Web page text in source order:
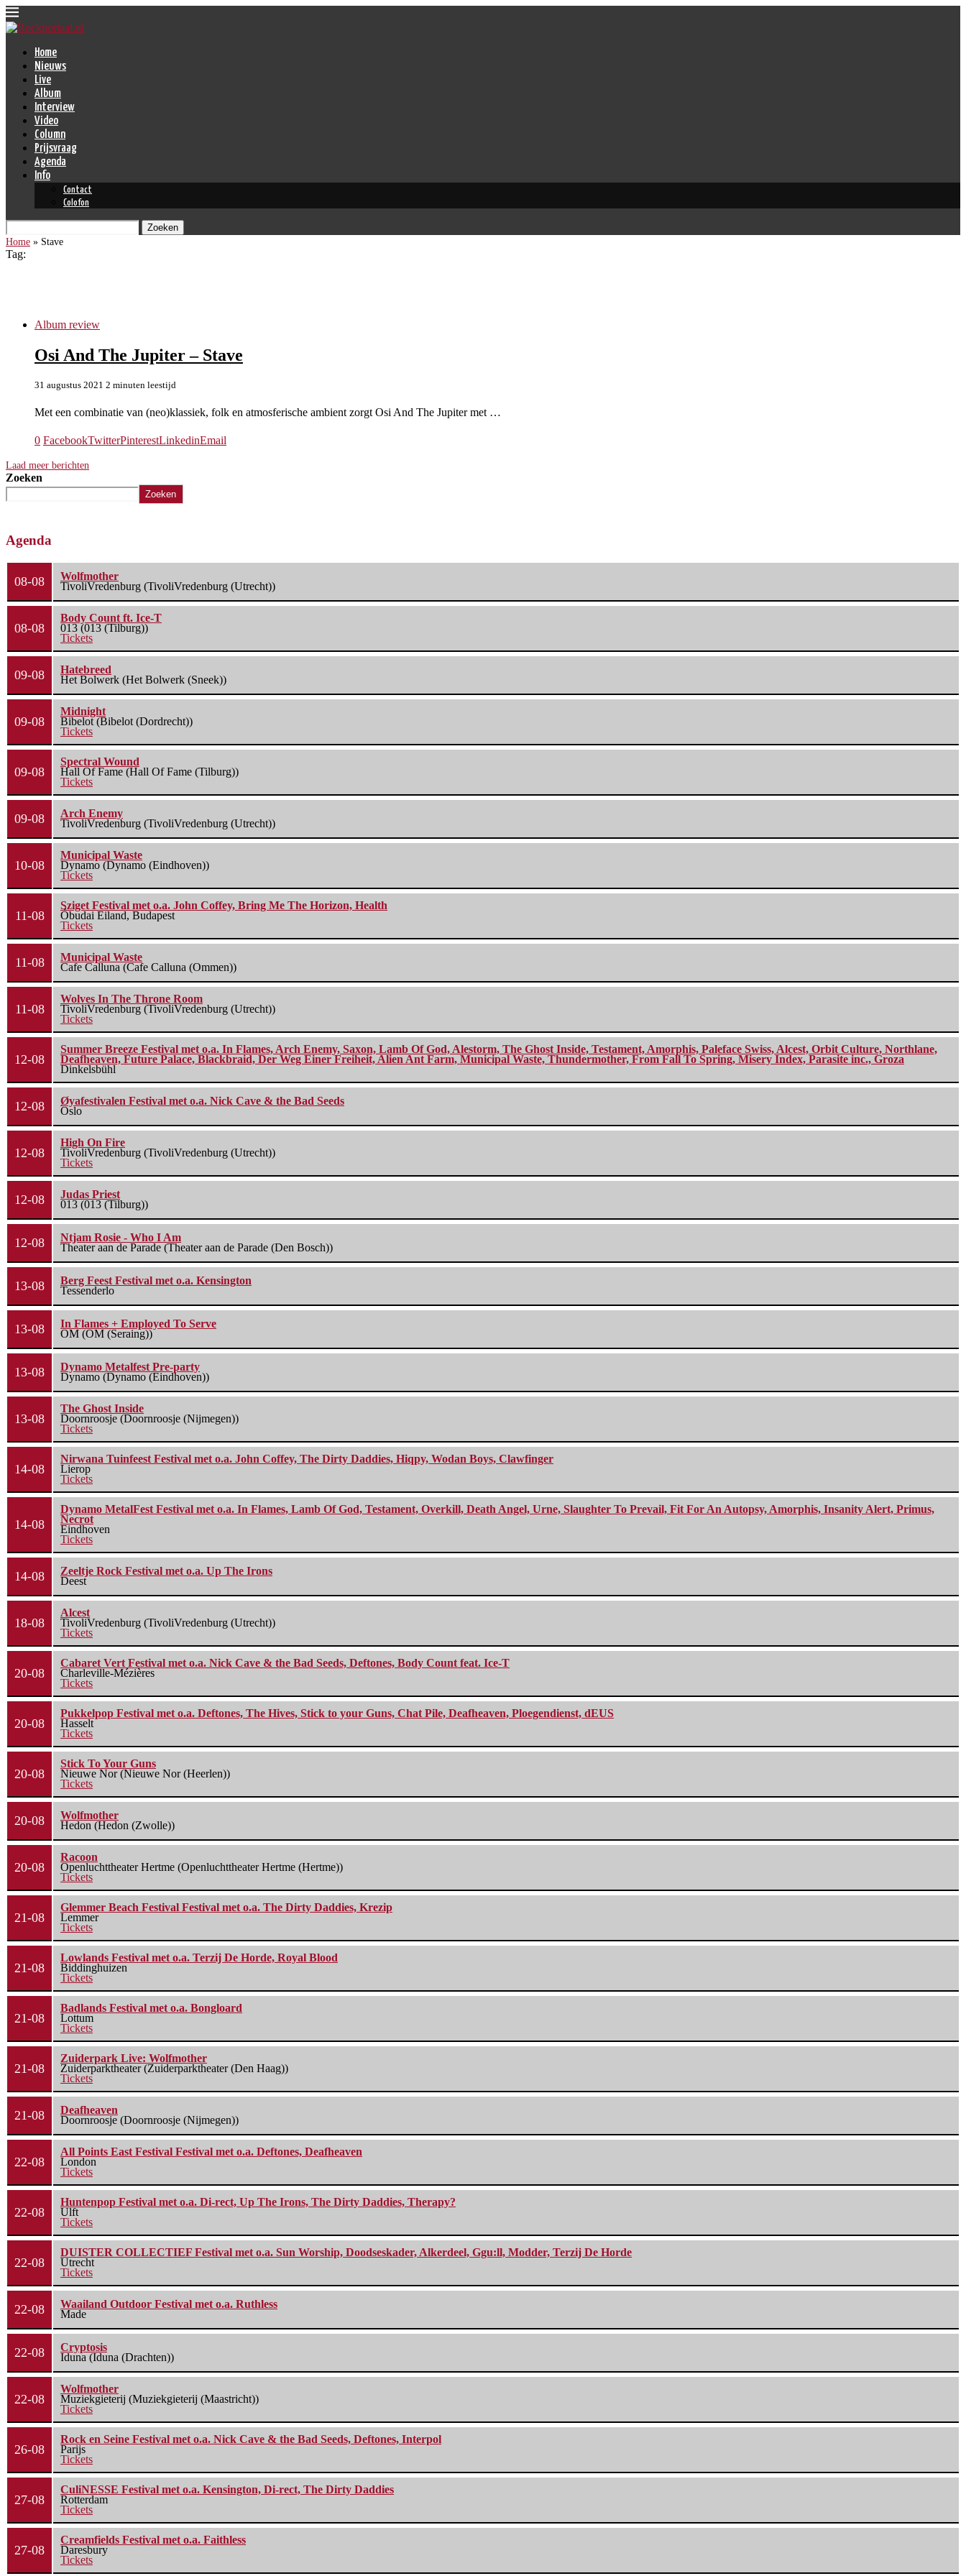
Home
Nieuws
Live
Album
Interview
Video
Column
Prijsvraag
Agenda
Info
Contact
Colofon
Zoeken
Home » Stave
Tag:
Album review
Osi And The Jupiter – Stave
31 augustus 2021 2 minuten leestijd
Met een combinatie van (neo)klassiek, folk en atmosferische ambient zorgt Osi And The Jupiter met …
0 FacebookTwitterPinterestLinkedinEmail
Laad meer berichten
Zoeken
Zoeken
Agenda
08-08
Wolfmother
TivoliVredenburg (TivoliVredenburg (Utrecht))
08-08
Body Count ft. Ice-T
013 (013 (Tilburg))
Tickets
09-08
Hatebreed
Het Bolwerk (Het Bolwerk (Sneek))
09-08
Midnight
Bibelot (Bibelot (Dordrecht))
Tickets
09-08
Spectral Wound
Hall Of Fame (Hall Of Fame (Tilburg))
Tickets
09-08
Arch Enemy
TivoliVredenburg (TivoliVredenburg (Utrecht))
10-08
Municipal Waste
Dynamo (Dynamo (Eindhoven))
Tickets
11-08
Sziget Festival met o.a. John Coffey, Bring Me The Horizon, Health
Óbudai Eiland, Budapest
Tickets
11-08
Municipal Waste
Cafe Calluna (Cafe Calluna (Ommen))
11-08
Wolves In The Throne Room
TivoliVredenburg (TivoliVredenburg (Utrecht))
Tickets
12-08
Summer Breeze Festival met o.a. In Flames, Arch Enemy, Saxon, Lamb Of God, Alestorm, The Ghost Inside, Testament, Amorphis, Paleface Swiss, Alcest, Orbit Culture, Northlane,
Deafheaven, Future Palace, Blackbraid, Der Weg Einer Freiheit, Alien Ant Farm, Municipal Waste, Thundermother, From Fall To Spring, Misery Index, Parasite inc., Groza
Dinkelsbühl
12-08
Øyafestivalen Festival met o.a. Nick Cave & the Bad Seeds
Oslo
12-08
High On Fire
TivoliVredenburg (TivoliVredenburg (Utrecht))
Tickets
12-08
Judas Priest
013 (013 (Tilburg))
12-08
Ntjam Rosie - Who I Am
Theater aan de Parade (Theater aan de Parade (Den Bosch))
13-08
Berg Feest Festival met o.a. Kensington
Tessenderlo
13-08
In Flames + Employed To Serve
OM (OM (Seraing))
13-08
Dynamo Metalfest Pre-party
Dynamo (Dynamo (Eindhoven))
13-08
The Ghost Inside
Doornroosje (Doornroosje (Nijmegen))
Tickets
14-08
Nirwana Tuinfeest Festival met o.a. John Coffey, The Dirty Daddies, Hiqpy, Wodan Boys, Clawfinger
Lierop
Tickets
14-08
Dynamo MetalFest Festival met o.a. In Flames, Lamb Of God, Testament, Overkill, Death Angel, Urne, Slaughter To Prevail, Fit For An Autopsy, Amorphis, Insanity Alert, Primus,
Necrot
Eindhoven
Tickets
14-08
Zeeltje Rock Festival met o.a. Up The Irons
Deest
18-08
Alcest
TivoliVredenburg (TivoliVredenburg (Utrecht))
Tickets
20-08
Cabaret Vert Festival met o.a. Nick Cave & the Bad Seeds, Deftones, Body Count feat. Ice-T
Charleville-Mézières
Tickets
20-08
Pukkelpop Festival met o.a. Deftones, The Hives, Stick to your Guns, Chat Pile, Deafheaven, Ploegendienst, dEUS
Hasselt
Tickets
20-08
Stick To Your Guns
Nieuwe Nor (Nieuwe Nor (Heerlen))
Tickets
20-08
Wolfmother
Hedon (Hedon (Zwolle))
20-08
Racoon
Openluchttheater Hertme (Openluchttheater Hertme (Hertme))
Tickets
21-08
Glemmer Beach Festival Festival met o.a. The Dirty Daddies, Krezip
Lemmer
Tickets
21-08
Lowlands Festival met o.a. Terzij De Horde, Royal Blood
Biddinghuizen
Tickets
21-08
Badlands Festival met o.a. Bongloard
Lottum
Tickets
21-08
Zuiderpark Live: Wolfmother
Zuiderparktheater (Zuiderparktheater (Den Haag))
Tickets
21-08
Deafheaven
Doornroosje (Doornroosje (Nijmegen))
22-08
All Points East Festival Festival met o.a. Deftones, Deafheaven
London
Tickets
22-08
Huntenpop Festival met o.a. Di-rect, Up The Irons, The Dirty Daddies, Therapy?
Ulft
Tickets
22-08
DUISTER COLLECTIEF Festival met o.a. Sun Worship, Doodseskader, Alkerdeel, Ggu:ll, Modder, Terzij De Horde
Utrecht
Tickets
22-08
Waailand Outdoor Festival met o.a. Ruthless
Made
22-08
Cryptosis
Iduna (Iduna (Drachten))
22-08
Wolfmother
Muziekgieterij (Muziekgieterij (Maastricht))
Tickets
26-08
Rock en Seine Festival met o.a. Nick Cave & the Bad Seeds, Deftones, Interpol
Parijs
Tickets
27-08
CuliNESSE Festival met o.a. Kensington, Di-rect, The Dirty Daddies
Rotterdam
Tickets
27-08
Creamfields Festival met o.a. Faithless
Daresbury
Tickets